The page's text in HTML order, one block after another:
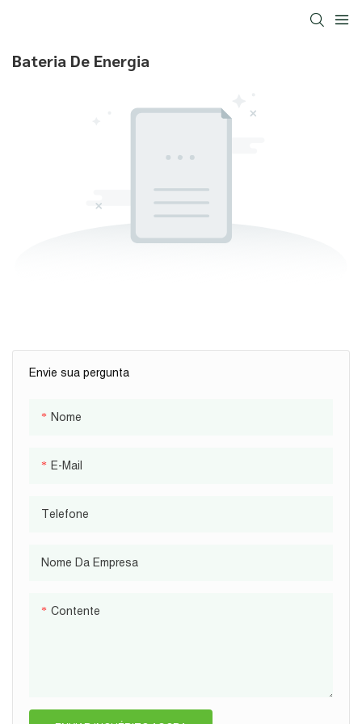
Bateria De Energia
Envie sua pergunta
Nome
E-Mail
Telefone
Nome Da Empresa
Contente